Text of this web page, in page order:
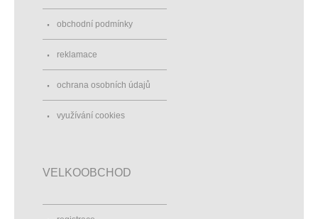
obchodní podmínky
reklamace
ochrana osobních údajů
využívání cookies
VELKOOBCHOD